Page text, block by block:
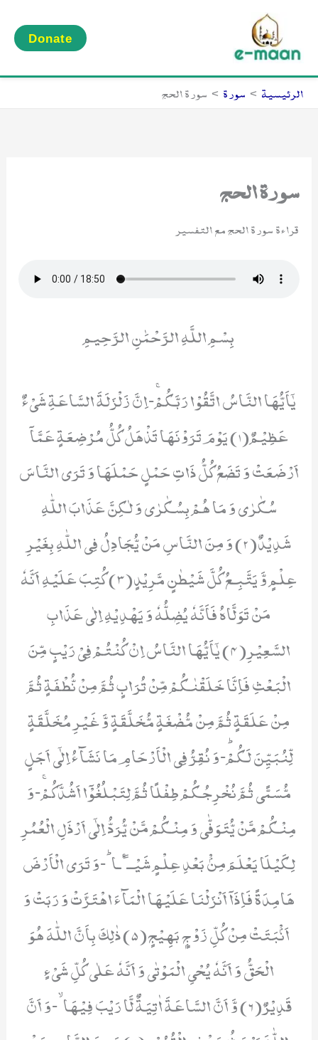
المحتوى
Donate
الرئيسية سورة سورة الحج
سورة الحج
قراءة سورة الحج مع التفسير
بِسْمِ اللَّهِ الرَّحْمَٰنِ الرَّحِيمِ
یٰۤاَیُّهَا النَّاسُ اتَّقُوْا رَبَّكُمْۚ-اِنَّ زَلْزَلَةَ السَّاعَةِ شَیْءٌ
عَظِیْمٌ(1) یَوْمَ تَرَوْنَهَا تَذْهَلُ كُلُّ مُرْضِعَةٍ عَمَّاۤ
اَرْضَعَتْ وَ تَضَعُ كُلُّ ذَاتِ حَمْلٍ حَمْلَهَا وَ تَرَى النَّاسَ
سُكٰرٰى وَ مَا هُمْ بِسُكٰرٰى وَ لٰكِنَّ عَذَابَ اللّٰهِ
شَدِیْدٌ(2) وَ مِنَ النَّاسِ مَنْ یُّجَادِلُ فِی اللّٰهِ بِغَیْرِ
عِلْمٍ وَّ یَتَّبِـعُ كُلَّ شَیْطٰنٍ مَّرِیْدٍ(3) كُتِبَ عَلَیْهِ اَنَّهٗ
مَنْ تَوَلَّاهُ فَاَنَّهٗ یُضِلُّهٗ وَ یَهْدِیْهِ اِلٰى عَذَابِ
السَّعِیْرِ(4) یٰۤاَیُّهَا النَّاسُ اِنْ كُنْتُمْ فِیْ رَیْبٍ مِّنَ
الْبَعْثِ فَاِنَّا خَلَقْنٰكُمْ مِّنْ تُرَابٍ ثُمَّ مِنْ نُّطْفَةٍ ثُمَّ
مِنْ عَلَقَةٍ ثُمَّ مِنْ مُّضْغَةٍ مُّخَلَّقَةٍ وَّ غَیْرِ مُخَلَّقَةٍ
لِّنُبَیِّنَ لَكُمْؕ-وَ نُقِرُّ فِی الْاَرْحَامِ مَا نَشَآءُ اِلٰۤى اَجَلٍ
مُّسَمًّى ثُمَّ نُخْرِجُكُمْ طِفْلًا ثُمَّ لِتَبْلُغُوْۤا اَشُدَّكُمْۚ-وَ
مِنْكُمْ مَّنْ یُّتَوَفّٰى وَ مِنْكُمْ مَّنْ یُّرَدُّ اِلٰۤى اَرْذَلِ الْعُمُرِ
لِكَیْلَا یَعْلَمَ مِنْۢ بَعْدِ عِلْمٍ شَیْــٴًـاؕ-وَ تَرَى الْاَرْضَ
هَامِدَةً فَاِذَاۤ اَنْزَلْنَا عَلَیْهَا الْمَآءَ اهْتَزَّتْ وَ رَبَتْ وَ
اَنْۢبَتَتْ مِنْ كُلِّ زَوْجٍۭ بَهِیْجٍ(5) ذٰلِكَ بِاَنَّ اللّٰهَ هُوَ
الْحَقُّ وَ اَنَّهٗ یُحْیِ الْمَوْتٰى وَ اَنَّهٗ عَلٰى كُلِّ شَیْءٍ
قَدِیْرٌ(6) وَّ اَنَّ السَّاعَةَ اٰتِیَةٌ لَّا رَیْبَ فِیْهَاۙ-وَ اَنَّ